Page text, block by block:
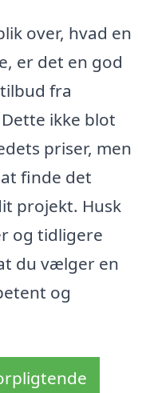
over, hvad en
er det en god
fra
ikke blot
priser, men
finde det
projekt. Husk
og tidligere
du vælger en
og